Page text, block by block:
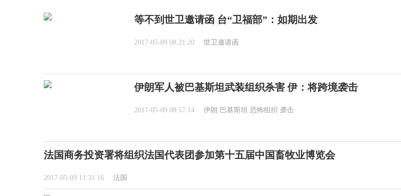
等不到世卫邀请函 台“卫福部”：如期出发
2017-05-09 08:21:20 世卫邀请函
伊朗军人被巴基斯坦武装组织杀害 伊：将跨境袭击
2017-05-09 08:57:14 伊朗 巴基斯坦 恐怖组织 袭击
法国商务投资署将组织法国代表团参加第十五届中国畜牧业博览会
2017-05-09 11:31:16 法国